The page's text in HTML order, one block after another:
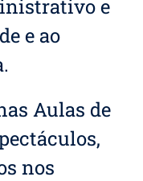
e
e ao
Aulas de
nos